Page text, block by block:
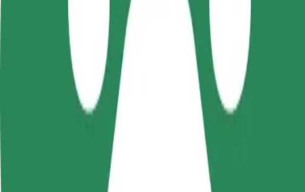
ส่งอาหารและรับรายได้
ทุกสัปดาห์
ลูกค้ามากขึ้น
วิธีเดินทางจาก Aura Centrum Olsztyna ไปยัง Face Club
กำลังมองหาวิธีที่ดีที่สุดในการเดินทางจาก Aura Centrum Olsztyna ไปยั
ความสะดวกสบายอยู่แค่ปลายนิ้วสัมผัส!